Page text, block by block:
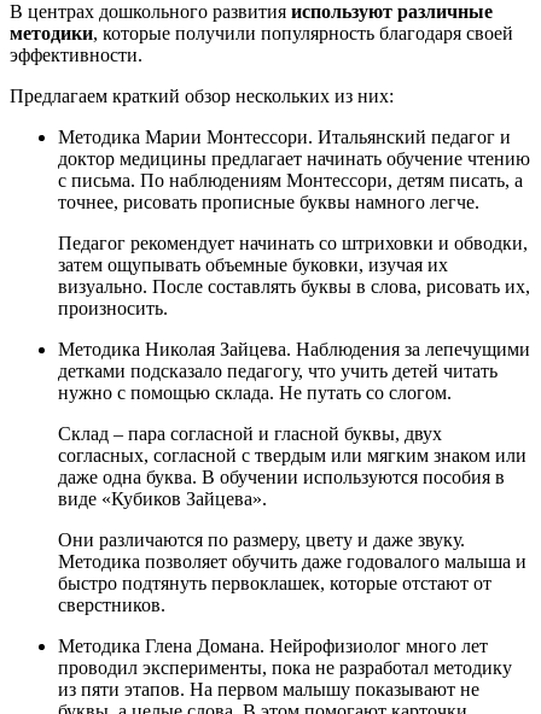
В центрах дошкольного развития используют различные
методики, которые получили популярность благодаря своей
эффективности.
Предлагаем краткий обзор нескольких из них:
Методика Марии Монтессори. Итальянский педагог и
доктор медицины предлагает начинать обучение чтению
с письма. По наблюдениям Монтессори, детям писать, а
точнее, рисовать прописные буквы намного легче.
Педагог рекомендует начинать со штриховки и обводки,
затем ощупывать объемные буковки, изучая их
визуально. После составлять буквы в слова, рисовать их,
произносить.
Методика Николая Зайцева. Наблюдения за лепечущими
детками подсказало педагогу, что учить детей читать
нужно с помощью склада. Не путать со слогом.
Склад – пара согласной и гласной буквы, двух
согласных, согласной с твердым или мягким знаком или
даже одна буква. В обучении используются пособия в
виде «Кубиков Зайцева».
Они различаются по размеру, цвету и даже звуку.
Методика позволяет обучить даже годовалого малыша и
быстро подтянуть первоклашек, которые отстают от
сверстников.
Методика Глена Домана. Нейрофизиолог много лет
проводил эксперименты, пока не разработал методику
из пяти этапов. На первом малышу показывают не